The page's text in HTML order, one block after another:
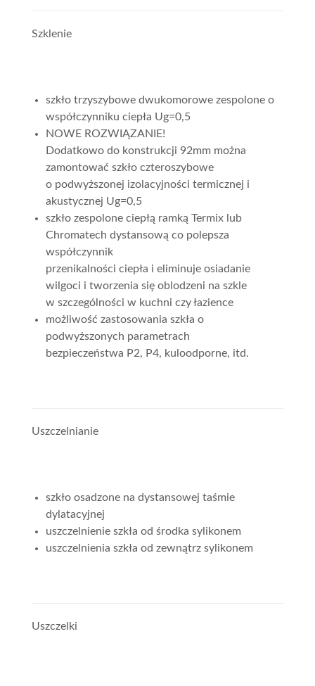
Szklenie
szkło trzyszybowe dwukomorowe zespolone o
współczynniku ciepła Ug=0,5
NOWE ROZWIĄZANIE!
Dodatkowo do konstrukcji 92mm można
zamontować szkło czteroszybowe
o podwyższonej izolacyjności termicznej i
akustycznej Ug=0,5
szkło zespolone ciepłą ramką Termix lub
Chromatech dystansową co polepsza
współczynnik
przenikalności ciepła i eliminuje osiadanie
wilgoci i tworzenia się oblodzeni na szkle
w szczególności w kuchni czy łazience
możliwość zastosowania szkła o
podwyższonych parametrach
bezpieczeństwa P2, P4, kuloodporne, itd.
Uszczelnianie
szkło osadzone na dystansowej taśmie
dylatacyjnej
uszczelnienie szkła od środka sylikonem
uszczelnienia szkła od zewnątrz sylikonem
Uszczelki